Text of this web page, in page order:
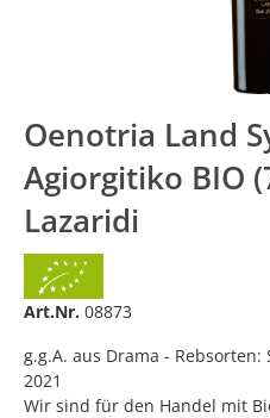
Oenotria Land
Agiorgitiko BIO
Lazaridi
Art.Nr. 08873
g.g.A. aus Drama -
2021
Wir sind für den Handel mit